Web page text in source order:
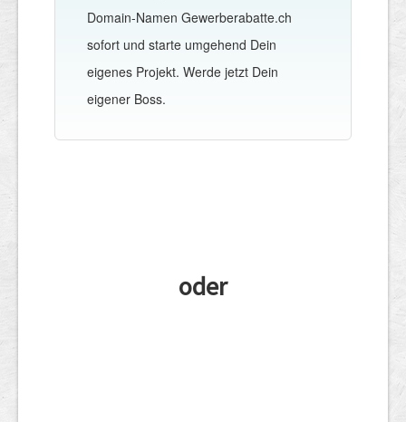
Domain-Namen Gewerberabatte.ch
sofort und starte umgehend Dein
eigenes Projekt. Werde jetzt Dein
eigener Boss.
oder